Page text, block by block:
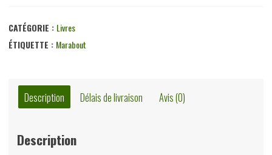
soledad,
Jean-
éditions
Gérard
Co,
CATÉGORIE : Livres
ÉTIQUETTE : Marabout
Description Délais de livraison Avis (0)
Description